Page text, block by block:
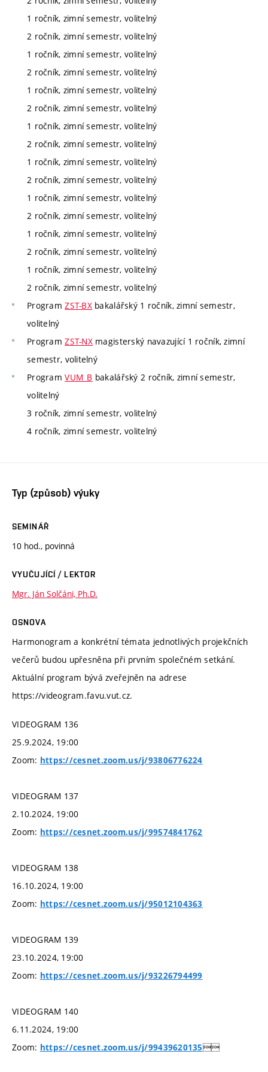
1 ročník, zimní semestr, volitelný
2 ročník, zimní semestr, volitelný
1 ročník, zimní semestr, volitelný
2 ročník, zimní semestr, volitelný
1 ročník, zimní semestr, volitelný
2 ročník, zimní semestr, volitelný
1 ročník, zimní semestr, volitelný
2 ročník, zimní semestr, volitelný
1 ročník, zimní semestr, volitelný
2 ročník, zimní semestr, volitelný
1 ročník, zimní semestr, volitelný
2 ročník, zimní semestr, volitelný
1 ročník, zimní semestr, volitelný
2 ročník, zimní semestr, volitelný
1 ročník, zimní semestr, volitelný
2 ročník, zimní semestr, volitelný
ProgramZST-BXbakalářský 1 ročník, zimní semestr,
volitelný
ProgramZST-NXmagisterský navazující 1 ročník, zimní
semestr, volitelný
ProgramVUM_B bakalářský 2 ročník, zimní semestr,
volitelný
3 ročník, zimní semestr, volitelný
4 ročník, zimní semestr, volitelný
Typ (způsob) výuky
SEMINÁŘ
10 hod., povinná
VYUČUJÍCÍ / LEKTOR
Mgr. Ján Solčáni, Ph.D.
OSNOVA
Harmonogram a konkrétní témata jednotlivých projekčních
večerů budou upřesněna při prvním společném setkání.
Aktuální program bývá zveřejněn na adrese
https://videogram.favu.vut.cz.
VIDEOGRAM 136
25.9.2024, 19:00
Zoom: https://cesnet.zoom.us/j/93806776224
VIDEOGRAM 137
2.10.2024, 19:00
Zoom: https://cesnet.zoom.us/j/99574841762
VIDEOGRAM 138
16.10.2024, 19:00
Zoom: https://cesnet.zoom.us/j/95012104363
VIDEOGRAM 139
23.10.2024, 19:00
Zoom: https://cesnet.zoom.us/j/93226794499
VIDEOGRAM 140
6.11.2024, 19:00
Zoom: https://cesnet.zoom.us/j/99439620135